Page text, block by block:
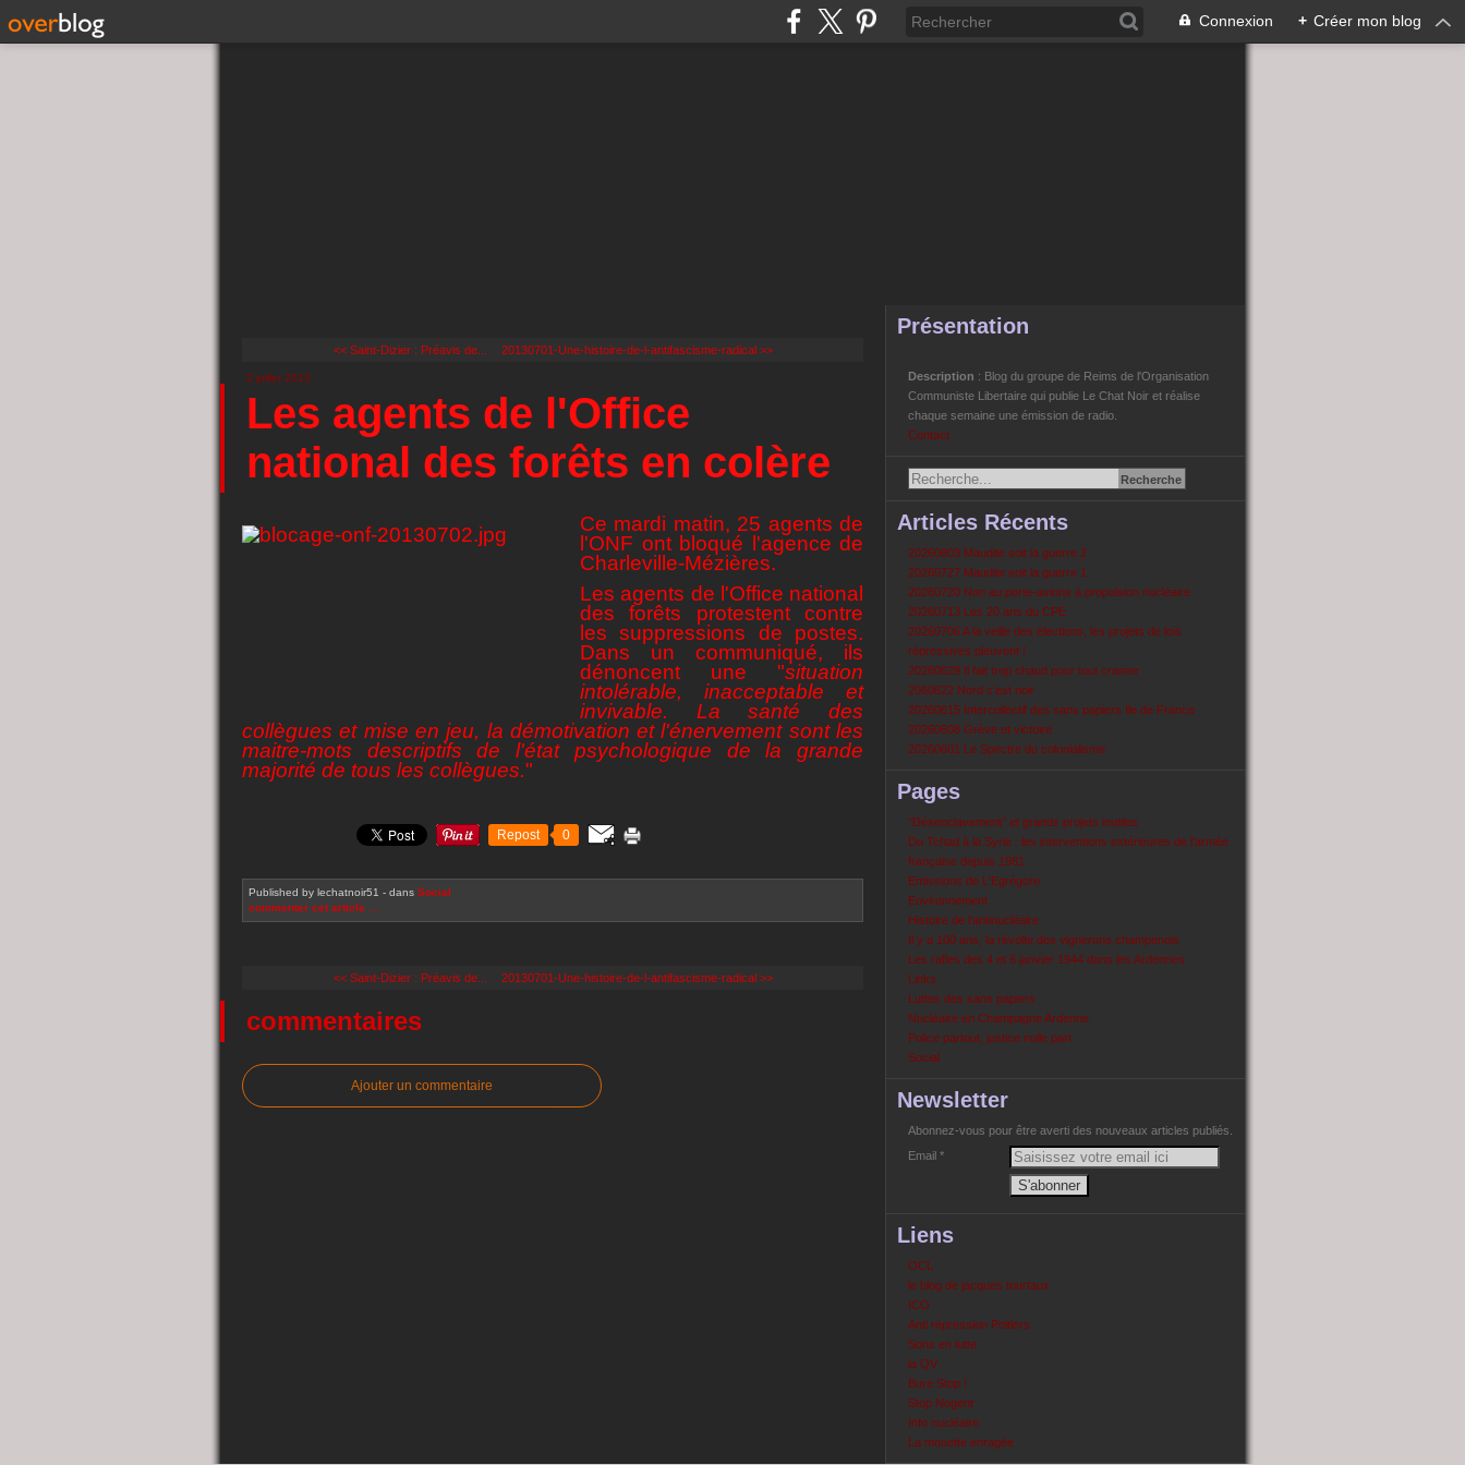
Connexion + Créer mon blog
<< Saint-Dizier : Préavis de... 20130701-Une-histoire-de-l-antifascisme-radical >>
2 juillet 2013
Les agents de l'Office
national des forêts en colère
Ce mardi matin, 25 agents de
l'ONF ont bloqué l'agence de
Charleville-Mézières.
Les agents de l'Office national
des forêts protestent contre
les suppressions de postes.
Dans un communiqué, ils
dénoncent une "situation
intolérable, inacceptable et
invivable. La santé des
collègues et mise en jeu, la démotivation et l'énervement sont les
maitre-mots descriptifs de l'état psychologique de la grande
majorité de tous les collègues."
Repost 0
Published by lechatnoir51 - dans Social
commenter cet article
<< Saint-Dizier : Préavis de... 20130701-Une-histoire-de-l-antifascisme-radical >>
commentaires
Ajouter un commentaire
Présentation
Description : Blog du groupe de Reims de l'Organisation
Communiste Libertaire qui publie Le Chat Noir et réalise
chaque semaine une émission de radio.
Contact
Articles Récents
20260803 Maudite soit la guerre 2
20260727 Maudite soit la guerre 1
20260720 Non au porte-avions à propulsion nucléaire
20260713 Les 20 ans du CPE
20260706 A la veille des élections, les projets de lois
répressives pleuvent !
20260629 Il fait trop chaud pour tout cramer
2060622 Nord c’est noir
20260615 Intercollectif des sans papiers Ile de France
20260608 Grève et victoire
20260601 Le Spectre du colonialisme
Pages
‘‘Désenclavement’’ et grands projets inutiles
Du Tchad à la Syrie : les interventions extérieures de l’armée
française depuis 1981
Emissions de L'Egrégore
Environnement
Histoire de l'antinucléaire
Il y a 100 ans, la révolte des vignerons champenois
Les rafles des 4 et 6 janvier 1944 dans les Ardennes
Links
Luttes des sans papiers
Nucléaire en Champagne Ardenne
Police partout, justice nulle part
Social
Newsletter
Abonnez-vous pour être averti des nouveaux articles publiés.
Email
Liens
OCL
le blog de jacques tourtaux
ICO
Anti répression Poitiers
Sons en lutte
la QV
Bure Stop !
Stop Nogent
Info nucléaire
La mouette enragée